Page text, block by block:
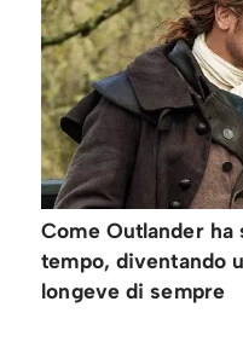
Come Outlander ha
tempo, diventando
longeve di sempre